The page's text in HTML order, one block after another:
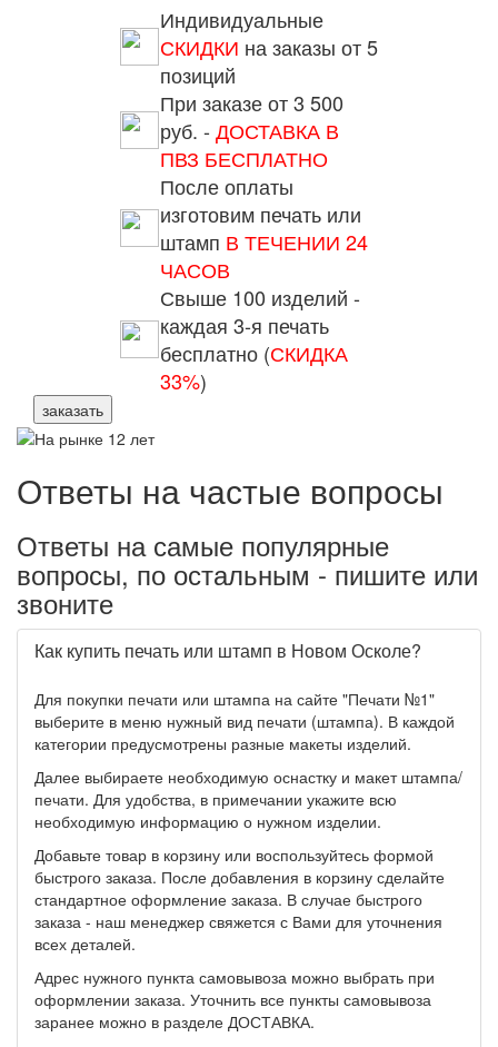
Индивидуальные
СКИДКИ на заказы от 5
позиций
При заказе от 3 500
руб. - ДОСТАВКА В
ПВЗ БЕСПЛАТНО
После оплаты
изготовим печать или
штамп В ТЕЧЕНИИ 24
ЧАСОВ
Свыше 100 изделий -
каждая 3-я печать
бесплатно (СКИДКА
33%)
заказать
Ответы на частые вопросы
Ответы на самые популярные
вопросы, по остальным - пишите или
звоните
Как купить печать или штамп в Новом Осколе?
Для покупки печати или штампа на сайте "Печати №1"
выберите в меню нужный вид печати (штампа). В каждой
категории предусмотрены разные макеты изделий.
Далее выбираете необходимую оснастку и макет штампа/
печати. Для удобства, в примечании укажите всю
необходимую информацию о нужном изделии.
Добавьте товар в корзину или воспользуйтесь формой
быстрого заказа. После добавления в корзину сделайте
стандартное оформление заказа. В случае быстрого
заказа - наш менеджер свяжется с Вами для уточнения
всех деталей.
Адрес нужного пункта самовывоза можно выбрать при
оформлении заказа. Уточнить все пункты самовывоза
заранее можно в разделе ДОСТАВКА.